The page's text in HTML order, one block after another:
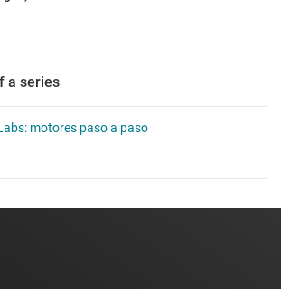
a series
motores paso a paso